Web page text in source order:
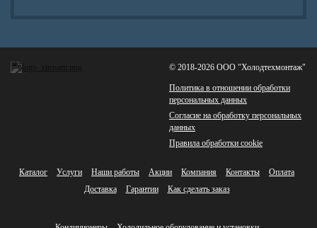
© 2018-2026 ООО "Холодтехмонтаж"
Политика в отношении обработки
персональных данных
Согласие на обработку персональных
данных
Правила обработки cookie
Каталог Услуги Наши работы Акции Компания Контакты
Оплата
Доставка
Гарантии Как сделать заказ